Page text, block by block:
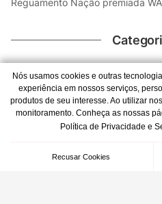
Nós usamos cookies e outras
experiência em nossos serviços,
produtos de seu interesse. Ao utilizar
monitoramento. Conheça as nossas
Política de Privacidade e
Recusar Cookies
Lavadora de Alta Pressão
2200
Contato
WhatsApp
Atendimento 24 horas por dia,
inclusive feriados.
(41) 3012-7272